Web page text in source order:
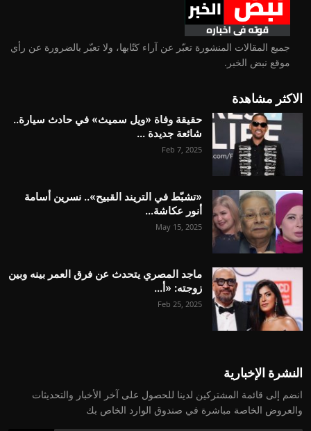
جميع المقالات المنشورة تعبّر عن آراء كتّابها، ولا تعبّر بالضرورة عن رأي
موقع نبض الخبر.
الاكثر مشاهدة
حقيقة وفاة «ويل سميث» في حادث سيارة..
شائعة جديدة ...
Feb 7, 2025
«تشبّط في التريند القبيح».. نسرين أسامة
أنور عكاشة...
May 15, 2025
ماجد المصري يتحدث عن فرق العمر بينه وبين
زوجته: «أ...
Feb 25, 2025
النشرة الإخبارية
انضم إلى قائمة المشتركين لدينا للحصول على آخر الأخبار والتحديثات
والعروض الخاصة مباشرة في صندوق الوارد الخاص بك